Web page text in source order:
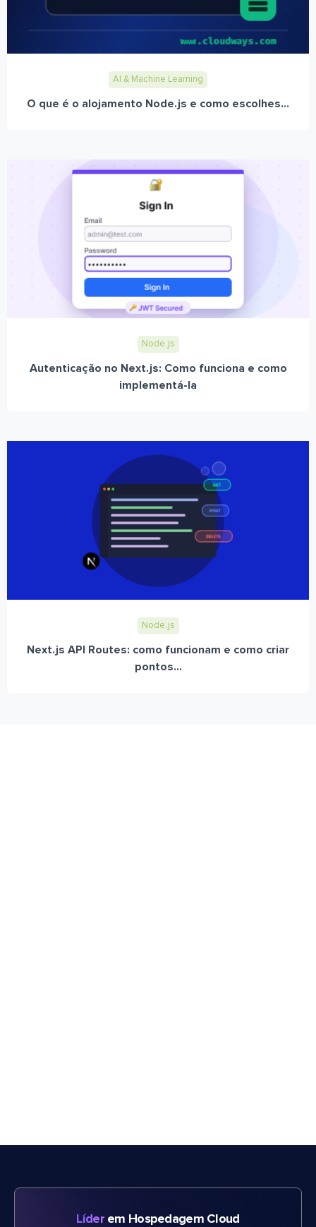
AI & Machine Learning
O que é o alojamento Node.js e como escolhes...
Node.js
Autenticação no Next.js: Como funciona e como
implementá-la
Node.js
Next.js API Routes: como funcionam e como criar
pontos...
Líderem Hospedagem Cloud